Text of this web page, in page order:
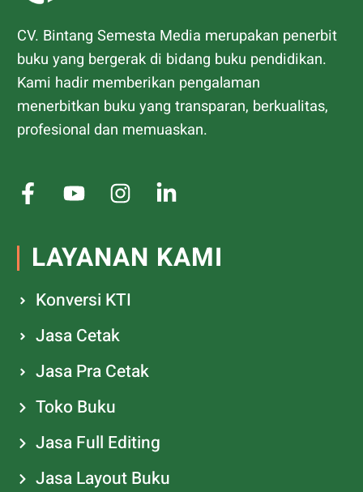
CV. Bintang Semesta Media merupakan penerbit
buku yang bergerak di bidang buku pendidikan.
Kami hadir memberikan pengalaman
menerbitkan buku yang transparan, berkualitas,
profesional dan memuaskan.
LAYANAN KAMI
Konversi KTI
Jasa Cetak
Jasa Pra Cetak
Toko Buku
Jasa Full Editing
Jasa Layout Buku